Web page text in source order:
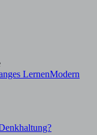
LernenModern